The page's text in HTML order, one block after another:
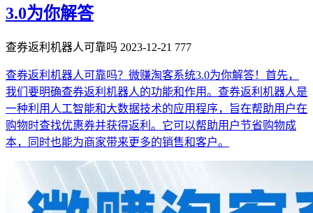
3.0为你解答
查券返利机器人可靠吗 2023-12-21 777
查券返利机器人可靠吗？微赚淘客系统3.0为你解答！首先，
我们要明确查券返利机器人的功能和作用。查券返利机器人是
一种利用人工智能和大数据技术的应用程序，旨在帮助用户在
购物时查找优惠券并获得返利。它可以帮助用户节省购物成
本，同时也能为商家带来更多的销售和客户。